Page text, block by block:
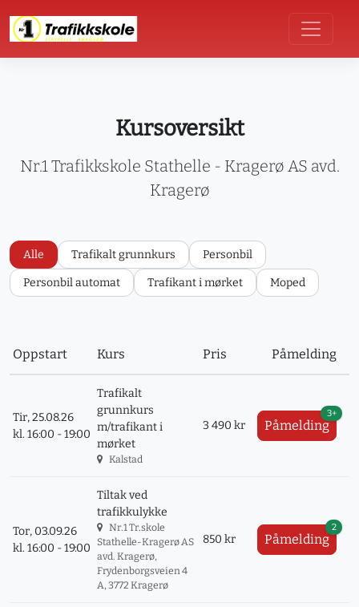
Kursoversikt
Nr.1 Trafikkskole Stathelle - Kragerø AS avd.
Kragerø
Alle Trafikalt grunnkurs Personbil
Personbil automat Trafikant i mørket Moped
Oppstart Kurs Pris Påmelding
Tir, 25.08.26
kl. 16:00 - 19:00
Trafikalt
grunnkurs
m/trafikant i
mørket
Kalstad
3 490 kr Påmelding
3+
Tor, 03.09.26
kl. 16:00 - 19:00
Tiltak ved
trafikkulykke
Nr.1 Tr.skole
Stathelle-Kragerø AS
avd. Kragerø,
Frydenborgsveien 4
A, 3772 Kragerø
850 kr Påmelding
2